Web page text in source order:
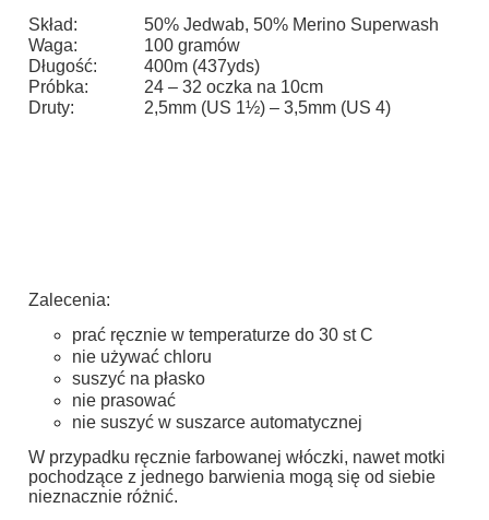
Skład:
50% Jedwab, 50% Merino Superwash
Waga:
100 gramów
Długość:
400m (437yds)
Próbka:
24 – 32 oczka na 10cm
Druty:
2,5mm (US 1½) – 3,5mm (US 4)
Zalecenia:
prać ręcznie w temperaturze do 30 st C
nie używać chloru
suszyć na płasko
nie prasować
nie suszyć w suszarce automatycznej
W przypadku ręcznie farbowanej włóczki, nawet motki
pochodzące z jednego barwienia mogą się od siebie
nieznacznie różnić.